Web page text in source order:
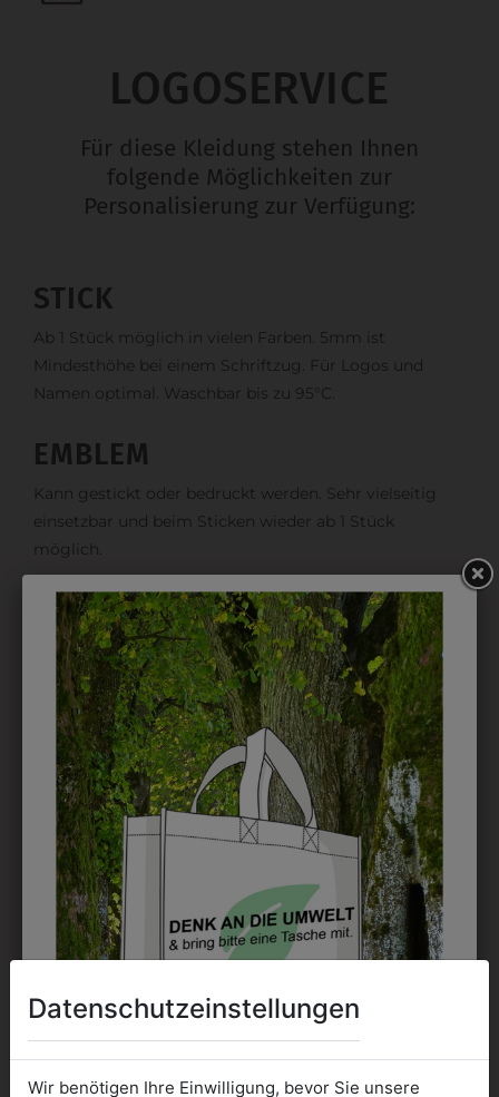
LOGOSERVICE
Für diese Kleidung stehen Ihnen
folgende Möglichkeiten zur
Personalisierung zur Verfügung:
STICK
Ab 1 Stück möglich in vielen Farben. 5mm ist
Mindesthöhe bei einem Schriftzug. Für Logos und
Namen optimal. Waschbar bis zu 95°C.
EMBLEM
Kann gestickt oder bedruckt werden. Sehr vielseitig
einsetzbar und beim Sticken wieder ab 1 Stück
möglich.
DRUCK
Perfekt für große Logos und für kleine Details, jedoch
kostet jede Farbe extra und ist erst ab 12 Stück
möglich. Waschbar bis zu 60°C.
DAS KÖNNTE IHNEN
AUCH GEFALLEN
Datenschutzeinstellungen
Wir benötigen Ihre Einwilligung, bevor Sie unsere